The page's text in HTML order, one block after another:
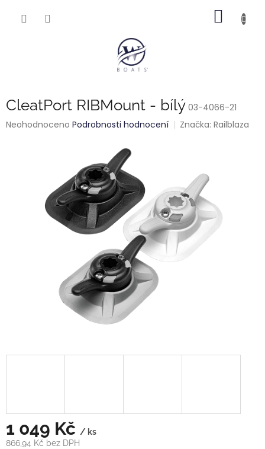
CleatPort RIBMount - bílý 03-4066-21
Průměrné
hvězdiček.
Neohodnoceno Podrobnosti hodnocení Značka:Railblaza
1 049 Kč / ks
866,94 Kč bez DPH